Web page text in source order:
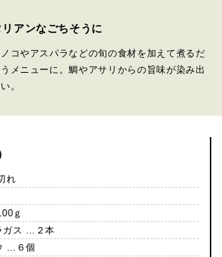
アンなごちそうに
コやアスパラなどの旬の食材を加えて煮るだ
メニューに。鯛やアサリからの旨味が染み出
。
れ
ｇ
ガス …２本
…６個